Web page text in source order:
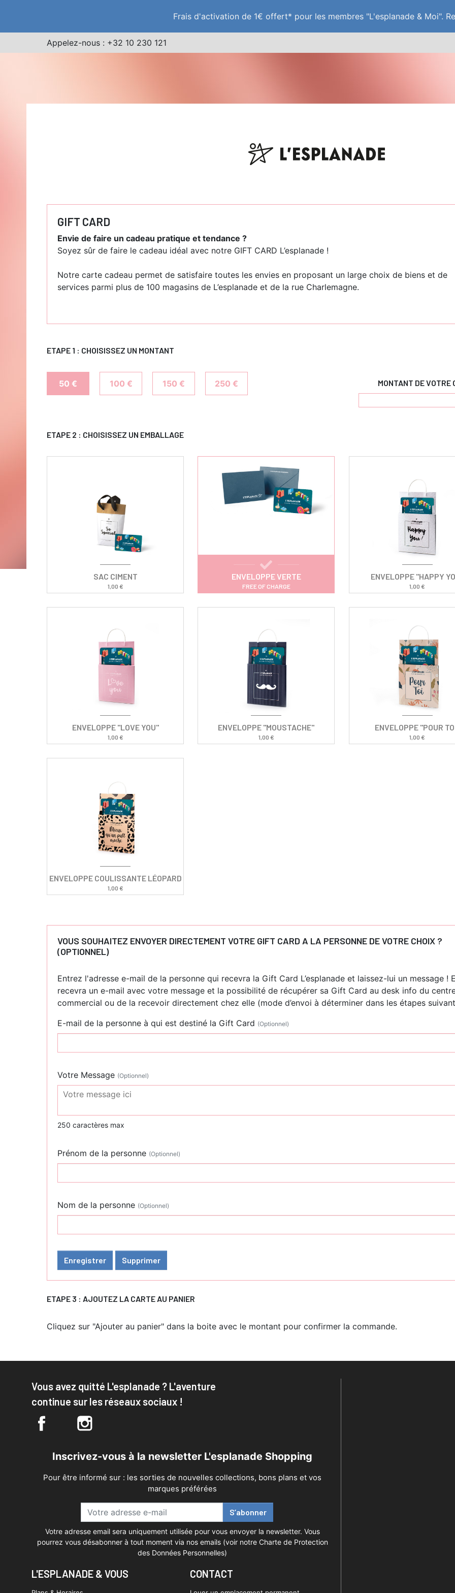
Frais d'activation de 1€ offert* pour les membres "L'esplanade & Moi".
Appelez-nous : +32 10 230 121
GIFT CARD
Envie de faire un cadeau pratique et tendance ?
Soyez sûr de faire le cadeau idéal avec notre GIFT CARD L’esplanade !
Notre carte cadeau permet de satisfaire toutes les envies en proposant un large choix de biens et de
services parmi plus de 100 magasins de L’esplanade et de la rue Charlemagne.
ETAPE 1 : CHOISISSEZ UN MONTANT
50 € 100 € 150 € 250 € MONTANT DE VOTRE
ETAPE 2 : CHOISISSEZ UN EMBALLAGE
SAC CIMENT
1,00 €
ENVELOPPE VERTE
FREE OF CHARGE
ENVELOPPE "HAPPY
1,00 €
ENVELOPPE "LOVE YOU"
1,00 €
ENVELOPPE "MOUSTACHE"
1,00 €
ENVELOPPE "POUR
1,00 €
ENVELOPPE COULISSANTE LÉOPARD
1,00 €
VOUS SOUHAITEZ ENVOYER DIRECTEMENT VOTRE GIFT CARD A LA PERSONNE DE VOTRE CHOIX ?
(OPTIONNEL)
Entrez l'adresse e-mail de la personne qui recevra la Gift Card L’esplanade et laissez-lui un message !
recevra un e-mail avec votre message et la possibilité de récupérer sa Gift Card au desk info du
commercial ou de la recevoir directement chez elle (mode d’envoi à déterminer dans les étapes
E-mail de la personne à qui est destiné la Gift Card (Optionnel)
Votre Message (Optionnel)
250 caractères max
Prénom de la personne (Optionnel)
Nom de la personne (Optionnel)
Enregistrer Supprimer
ETAPE 3 : AJOUTEZ LA CARTE AU PANIER
Cliquez sur "Ajouter au panier" dans la boite avec le montant pour confirmer la commande.
Vous avez quitté L'esplanade ? L'aventure
continue sur les réseaux sociaux !
Inscrivez-vous à la newsletter L'esplanade Shopping
Pour être informé sur : les sorties de nouvelles collections, bons plans et vos
marques préférées
S’abonner
Votre adresse email sera uniquement utilisée pour vous envoyer la newsletter. Vous
pourrez vous désabonner à tout moment via nos emails (voir notre Charte de Protection
des Données Personnelles)
L'ESPLANADE & VOUS CONTACT